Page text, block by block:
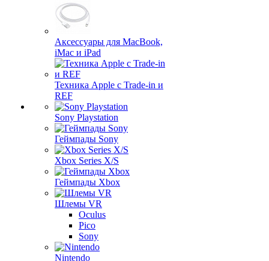
Аксессуары для MacBook,
iMac и iPad
Техника Apple с Trade-in и
REF
Sony Playstation
Геймпады Sony
Xbox Series X/S
Геймпады Xbox
Шлемы VR
Oculus
Pico
Sony
Nintendo